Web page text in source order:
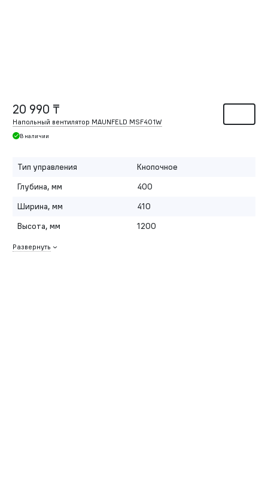
20 990 ₸
Напольный вентилятор MAUNFELD MSF401W
В наличии
Тип управления
Кнопочное
Глубина, мм
400
Ширина, мм
410
Высота, мм
1200
Развернуть